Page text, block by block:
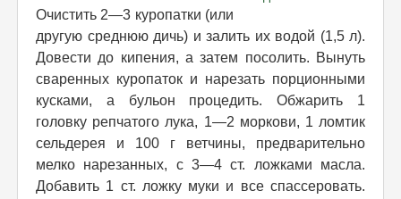
Очистить 2—3 куропатки (или
другую среднюю дичь) и залить их водой (1,5 л).
Довести до кипения, а затем посолить. Вынуть
сваренных куропаток и нарезать порционными
кусками, а бульон процедить. Обжарить 1
головку репчатого лука, 1—2 моркови, 1 ломтик
сельдерея и 100 г ветчины, предварительно
мелко нарезанных, с 3—4 ст. ложками масла.
Добавить 1 ст. ложку муки и все спассеровать.